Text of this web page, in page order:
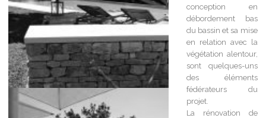
conception en
débordement bas
du bassin et sa mise
en relation avec la
végétation alentour,
sont quelques-uns
des éléments
fédérateurs du
projet.
La rénovation de